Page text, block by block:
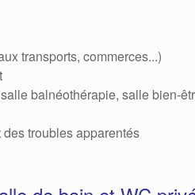
transports, commerces...)
balnéothérapie, salle bien-
troubles apparentés